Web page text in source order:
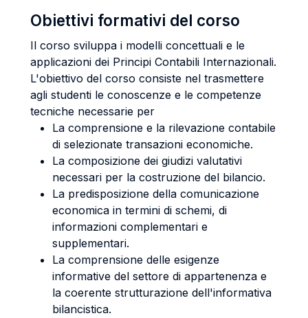
Obiettivi formativi del corso
Il corso sviluppa i modelli concettuali e le
applicazioni dei Principi Contabili Internazionali.
L'obiettivo del corso consiste nel trasmettere
agli studenti le conoscenze e le competenze
tecniche necessarie per
La comprensione e la rilevazione contabile
di selezionate transazioni economiche.
La composizione dei giudizi valutativi
necessari per la costruzione del bilancio.
La predisposizione della comunicazione
economica in termini di schemi, di
informazioni complementari e
supplementari.
La comprensione delle esigenze
informative del settore di appartenenza e
la coerente strutturazione dell'informativa
bilancistica.